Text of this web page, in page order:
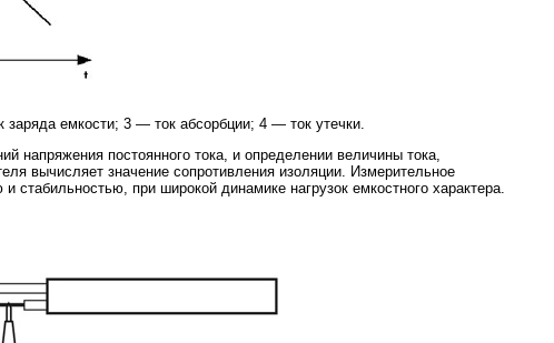
емкости; 3 — ток абсорбции; 4 — ток утечки.
напряжения постоянного тока, и определении величины тока,
вычисляет значение сопротивления изоляции. Измерительное
при широкой динамике нагрузок емкостного характера.